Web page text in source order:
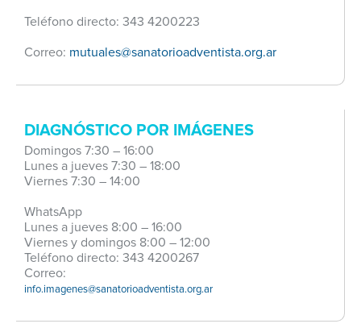
Teléfono directo: 343 4200223
Correo: mutuales@sanatorioadventista.org.ar
DIAGNÓSTICO POR IMÁGENES
Domingos 7:30 – 16:00
Lunes a jueves 7:30 – 18:00
Viernes 7:30 – 14:00
WhatsApp
Lunes a jueves 8:00 – 16:00
Viernes y domingos 8:00 – 12:00
Teléfono directo: 343 4200267
Correo:
info.imagenes@sanatorioadventista.org.ar